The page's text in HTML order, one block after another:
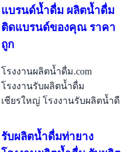
แบรนด์น้ำดื่ม ผลิตน้ำดื่ม
ติดแบรนด์ของคุณ ราคา
ถูก
โรงงานผลิตน้ำดื่ม.com
โรงงานรับผลิตน้ำดื่ม
เชียรใหญ่ โรงงานรับผลิตน้ำดื
รับผลิตน้ำดื่มท่ายาง